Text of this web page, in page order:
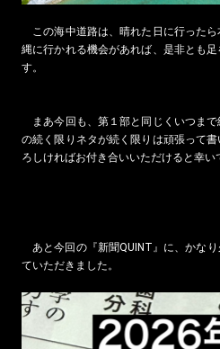
この海中道路は、晴れた日に行った
縄に行かれる機会があれば、是非とも
す。
まあ今回も、第１部と同じくいつま
の続く限りネタが続く限りは頑張って
ろしければお付き合いいただけると幸い
あと今回の『新聞QUINT』に、かな
ていただきました。